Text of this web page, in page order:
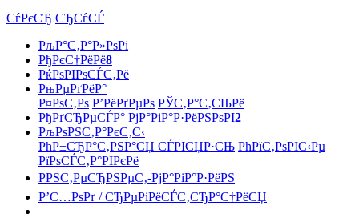
СѓРєСЂ СЂСѓСЃ
РљР°С‚Р°Р»РѕРі
РђРєС†РёРё8
РќРѕРІРѕСЃС‚Рё
РњРµРґРёР°
Р¤РѕС‚Рѕ Р’РёРґРµРѕ РЎС‚Р°С‚СЊРё
РђРґСЂРµСЃР° РјР°РіР°Р·РёРЅРѕРІ2
РљРѕРЅС‚Р°РєС‚С‹
РћР±СЂР°С‚РЅР°СЏ СЃРІСЏР·СЊ РћРїС‚РѕРІС‹Рµ
РїРѕСЃС‚Р°РІРєРё
РРЅС‚РµСЂРЅРµС‚-РјР°РіР°Р·РёРЅ
Р’С…РѕРґ / СЂРµРіРёСЃС‚СЂР°С†РёСЏ